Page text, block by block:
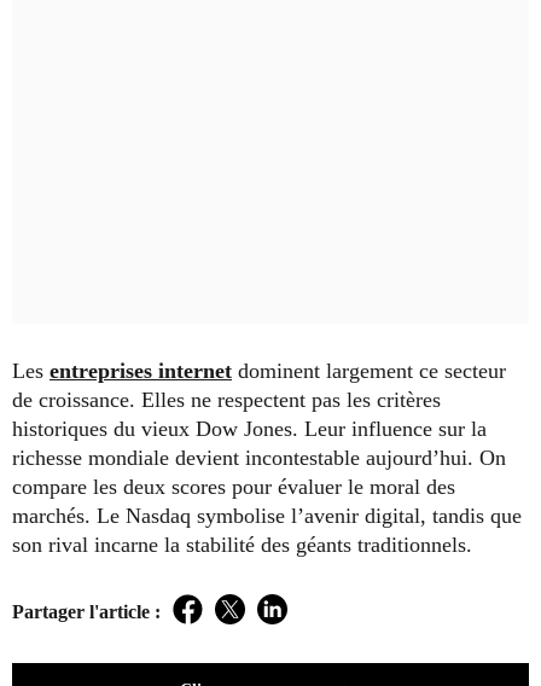
Les entreprises internet dominent largement ce secteur
de croissance. Elles ne respectent pas les critères
historiques du vieux Dow Jones. Leur influence sur la
richesse mondiale devient incontestable aujourd’hui. On
compare les deux scores pour évaluer le moral des
marchés. Le Nasdaq symbolise l’avenir digital, tandis que
son rival incarne la stabilité des géants traditionnels.
Partager l'article : Facebook
TwitterLinkedIn